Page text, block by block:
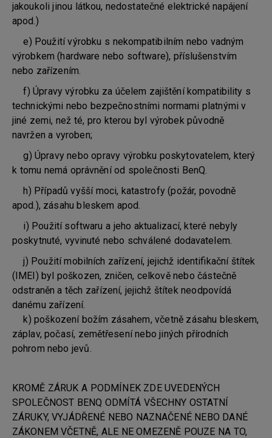
jakoukoli jinou látkou, nedostatečné elektrické napájení
apod.)
e) Použití výrobku s nekompatibilním nebo vadným
výrobkem (hardware nebo software), příslušenstvím
nebo zařízením.
f) Úpravy výrobku za účelem zajištění kompatibility s
technickými nebo bezpečnostními normami platnými v
jiné zemi, než té, pro kterou byl výrobek původně
navržen a vyroben;
g) Úpravy nebo opravy výrobku poskytovatelem, který
k tomu nemá oprávnění od společnosti BenQ.
h) Případů vyšší moci, katastrofy (požár, povodně
apod.), zásahu bleskem apod.
i) Použití softwaru a jeho aktualizací, které nebyly
poskytnuté, vyvinuté nebo schválené dodavatelem.
j) Použití mobilních zařízení, jejichž identifikační štítek
(IMEI) byl poškozen, zničen, celkově nebo částečně
odstraněn a těch zařízení, jejichž štítek neodpovídá
danému zařízení.
k) poškození božím zásahem, včetně zásahu bleskem,
záplav, počasí, zemětřesení nebo jiných přírodních
pohrom nebo jevů.
KROMĚ ZÁRUK A PODMÍNEK ZDE UVEDENÝCH
SPOLEČNOST BENQ ODMÍTÁ VŠECHNY OSTATNÍ
ZÁRUKY, VYJÁDŘENÉ NEBO NAZNAČENÉ NEBO DANÉ
ZÁKONEM VČETNĚ, ALE NE OMEZENĚ POUZE NA TO,